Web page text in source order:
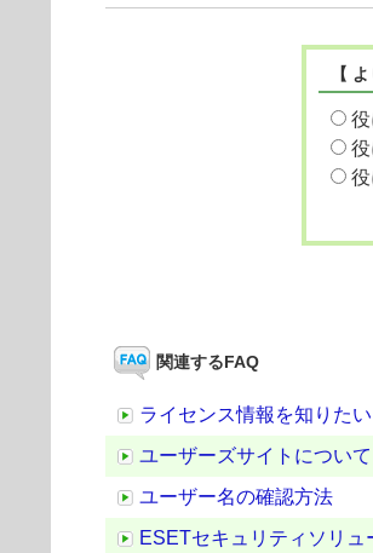
【
関連するFAQ
ライセンス情報を知りたい
ユーザーズサイトについて
ユーザー名の確認方法
ESETセキュリティソリ